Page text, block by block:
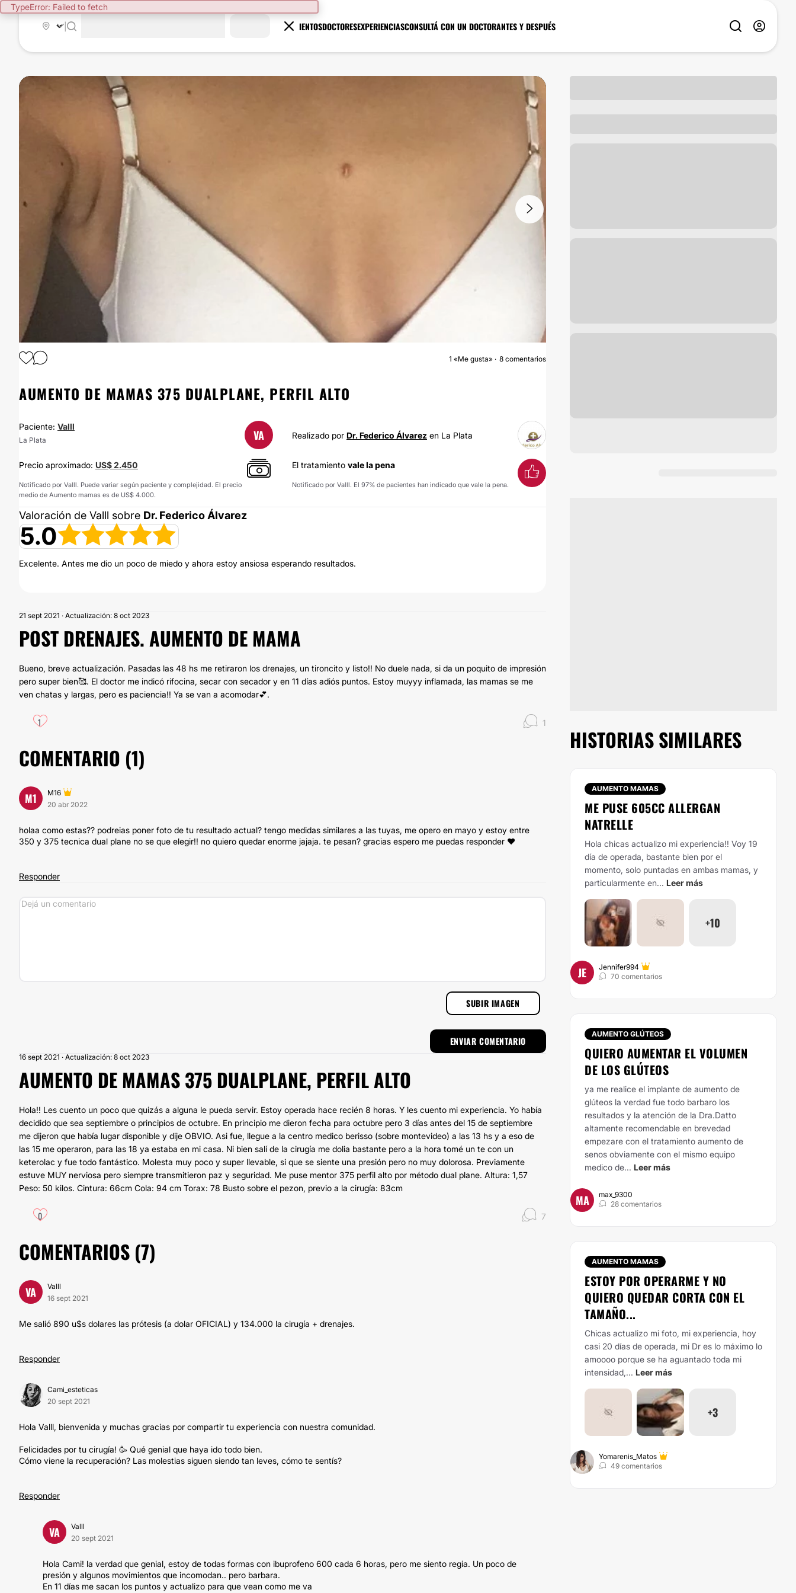
TypeError: Failed to fetch
TRATAMIENTOSDOCTORESEXPERIENCIASCONSULTÁ CON UN DOCTORANTES Y DESPUÉS
AUMENTO MAMAS
1 «Me gusta» 8 comentarios
AUMENTO DE MAMAS 375 DUALPLANE, PERFIL ALTO
Paciente: Valll
La Plata VA Realizado por Dr. Federico Álvarez en La Plata
Precio aproximado: US$ 2.450
Notificado por Valll. Puede variar según paciente y complejidad. El precio
medio de Aumento mamas es de US$ 4.000.
El tratamiento vale la pena
Notificado por Valll. El 97% de pacientes han indicado que vale la pena.
Valoración de Valll sobre Dr. Federico Álvarez
5.0
Excelente. Antes me dio un poco de miedo y ahora estoy ansiosa esperando resultados.
21 sept 2021 · Actualización: 8 oct 2023
POST DRENAJES. AUMENTO DE MAMA
Bueno, breve actualización. Pasadas las 48 hs me retiraron los drenajes, un tironcito y listo!! No duele nada, si da un poquito de impresión
pero super bien🥰. El doctor me indicó rifocina, secar con secador y en 11 días adiós puntos. Estoy muyyy inflamada, las mamas se me
ven chatas y largas, pero es paciencia!! Ya se van a acomodar💕.
1 1
COMENTARIO (1)
M1
M16
20 abr 2022
holaa como estas?? podreias poner foto de tu resultado actual? tengo medidas similares a las tuyas, me opero en mayo y estoy entre
350 y 375 tecnica dual plane no se que elegir!! no quiero quedar enorme jajaja. te pesan? gracias espero me puedas responder ♥
Responder
SUBIR IMAGEN
16 sept 2021 · Actualización: 8 oct 2023
AUMENTO DE MAMAS 375 DUALPLANE, PERFIL ALTO
Hola!! Les cuento un poco que quizás a alguna le pueda servir. Estoy operada hace recién 8 horas. Y les cuento mi experiencia. Yo había
decidido que sea septiembre o principios de octubre. En principio me dieron fecha para octubre pero 3 días antes del 15 de septiembre
me dijeron que había lugar disponible y dije OBVIO. Asi fue, llegue a la centro medico berisso (sobre montevideo) a las 13 hs y a eso de
las 15 me operaron, para las 18 ya estaba en mi casa. Ni bien salí de la cirugía me dolia bastante pero a la hora tomé un te con un
keterolac y fue todo fantástico. Molesta muy poco y super llevable, si que se siente una presión pero no muy dolorosa. Previamente
estuve MUY nerviosa pero siempre transmitieron paz y seguridad. Me puse mentor 375 perfil alto por método dual plane. Altura: 1,57
Peso: 50 kilos. Cintura: 66cm Cola: 94 cm Torax: 78 Busto sobre el pezon, previo a la cirugía: 83cm
0 7
COMENTARIOS (7)
VA
Valll
16 sept 2021
Me salió 890 u$s dolares las prótesis (a dolar OFICIAL) y 134.000 la cirugía + drenajes.
Responder
Cami_esteticas
20 sept 2021
Hola Valll, bienvenida y muchas gracias por compartir tu experiencia con nuestra comunidad.
Felicidades por tu cirugía! 🥳 Qué genial que haya ido todo bien.
Cómo viene la recuperación? Las molestias siguen siendo tan leves, cómo te sentís?
Responder
VA
Valll
20 sept 2021
Hola Cami! la verdad que genial, estoy de todas formas con ibuprofeno 600 cada 6 horas, pero me siento regia. Un poco de
presión y algunos movimientos que incomodan.. pero barbara.
En 11 días me sacan los puntos y actualizo para que vean como me va
HISTORIAS SIMILARES
AUMENTO MAMAS
ME PUSE 605CC ALLERGAN
NATRELLE
Hola chicas actualizo mi experiencia!! Voy 19
día de operada, bastante bien por el
momento, solo puntadas en ambas mamas, y
particularmente en... Leer más
+10
JE
Jennifer994
70 comentarios
AUMENTO GLÚTEOS
QUIERO AUMENTAR EL VOLUMEN
DE LOS GLÚTEOS
ya me realice el implante de aumento de
glúteos la verdad fue todo barbaro los
resultados y la atención de la Dra.Datto
altamente recomendable en brevedad
empezare con el tratamiento aumento de
senos obviamente con el mismo equipo
medico de... Leer más
MA
max_9300
28 comentarios
AUMENTO MAMAS
ESTOY POR OPERARME Y NO
QUIERO QUEDAR CORTA CON EL
TAMAÑO...
Chicas actualizo mi foto, mi experiencia, hoy
casi 20 días de operada, mi Dr es lo máximo lo
amoooo porque se ha aguantado toda mi
intensidad,... Leer más
+3
Yomarenis_Matos
49 comentarios